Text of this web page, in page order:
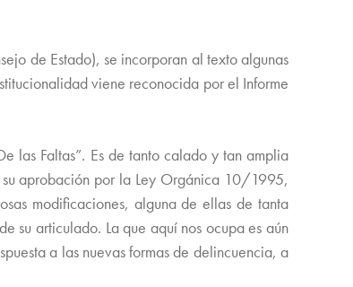
de Estado), se incorporan al texto algunas
viene reconocida por el Informe
las Faltas”. Es de tanto calado y tan amplia
su aprobación por la Ley Orgánica 10/1995,
modificaciones, alguna de ellas de tanta
articulado. La que aquí nos ocupa es aún
a las nuevas formas de delincuencia, a